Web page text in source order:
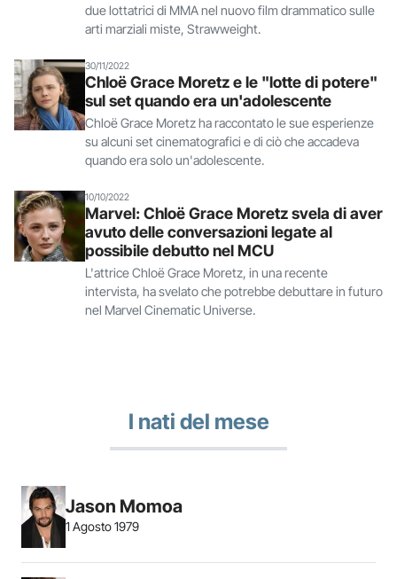
due lottatrici di MMA nel nuovo film drammatico sulle
arti marziali miste, Strawweight.
30/11/2022
Chloë Grace Moretz e le "lotte di potere"
sul set quando era un'adolescente
Chloë Grace Moretz ha raccontato le sue esperienze
su alcuni set cinematografici e di ciò che accadeva
quando era solo un'adolescente.
10/10/2022
Marvel: Chloë Grace Moretz svela di aver
avuto delle conversazioni legate al
possibile debutto nel MCU
L'attrice Chloë Grace Moretz, in una recente
intervista, ha svelato che potrebbe debuttare in futuro
nel Marvel Cinematic Universe.
I nati del mese
Jason Momoa
1 Agosto 1979